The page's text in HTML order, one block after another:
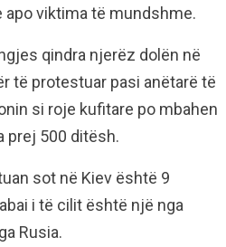
viktima të mundshme.
qindra njerëz dolën në
të protestuar pasi anëtarë të
si roje kufitare po mbahen
prej 500 ditësh.
sot në Kiev është 9
i të cilit është një nga
Rusia.